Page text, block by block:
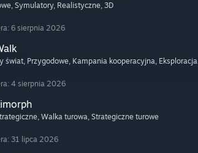
, Symulatory, Realistyczne, 3D
6 sierpnia 2026
świat, Przygodowe, Kampania kooperacyjna, Eksploracja
4 sierpnia 2026
, Walka turowa, Strategiczne turowe
31 lipca 2026